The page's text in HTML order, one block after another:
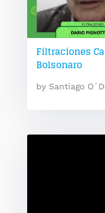
Filtraciones
Bolsonaro
by Santiago